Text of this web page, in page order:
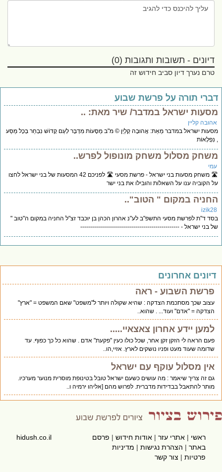
דיונים - תשובות ותגובות (0)
טרם נערך דיון סביב חידוש זה
תורה על פרשת שבוע
ישראל במדבר/ שיר מאת: ..
קליין
ישראל במדבר מֵאֵת: אֲהוּבָה קְלַיְן © מ"ב מַסָּעוֹת מִדְבָּר לְעַם קָדוֹשׁ נִבְחַר בְּכָל מַסַּע
מסלול משחק מונופול לפרש..
🛣️ משחק מסעות בני ישראל - פרשת מסעי 🛣️ לפניכם 42 המסעות של בני ישראל לחצו
הקוביה ענו על השאלות והובילו את בני ישר
במקום " הטוב"..
ד"ת לפרשת מסעי התשפ"ב לע"נ אהרון הכהן בן יוכבד זצ"ל החניה במקום ה"טוב "
בני ישראל - --------------------------------------------------
אחרונים
פרשת השבוע - ראה
עצוב שכך מסתכמת הצדקה : שהיא שקולה ויותר ל"משפט" שאם המשפט = "ארץ"
הצדקה = "אדם" ועוד... . שהוא..
למען יידע אחרון צאצאיי.....
פעם הראה לי הזקן זקן אחר, שכל כולו כעין "פקעת" אדם . שהוא כל כך כפוף. עד
שדומה שעוד מעט ופניו נושקים לארץ. אזיי,הו..
אין מסלול עוקף עם ישראל
גם זה צריך שיאמר : מה עושים כשעם ישראל טובל בטינופת מוסרית מנוער מערכיו.
מותר להתאבל בבדידות מדברית. לפרוש מהם [אליהו ירמיה ו..
ראשי|אתרי עזר|אודות חידוש|פרסם
באתר|הצהרת נגישות|מדיניות
פרטיות|צור קשר
hidush.co.il